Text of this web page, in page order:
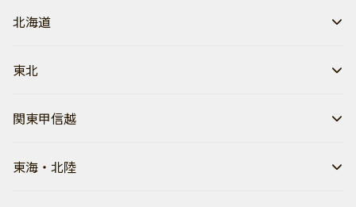
北海道
東北
関東甲信越
東海・北陸